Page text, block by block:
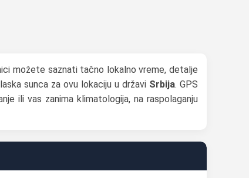
možete saznati tačno lokalno vreme, detalje
sunca za ovu lokaciju u državi Srbija. GPS
ili vas zanima klimatologija, na raspolaganju